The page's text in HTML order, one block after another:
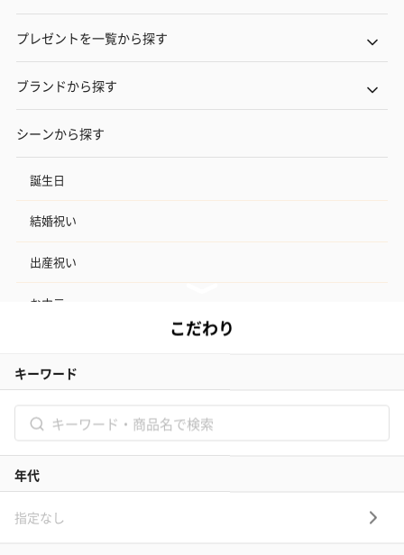
プレゼントを一覧から探す
ブランドから探す
シーンから探す
誕生日
結婚祝い
出産祝い
お中元
結婚記念日
お礼
結婚内祝い
出産内祝い